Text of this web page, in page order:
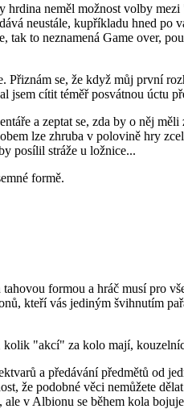
neměl možnost volby
neustále, kupříkladu hned po
to neznamená Game over,
Přiznám se, že když můj první
cítit téměř posvátnou úctu
a zeptat se, zda by o něj
lze zhruba v polovině hry
posílil stráže u ložnice...
formě.
formou a hráč musí pro
kteří vás jediným švihnutím
"akcí" za kolo mají,
a předávání předmětů od
že podobné věci nemůžete
v Albionu se během kola